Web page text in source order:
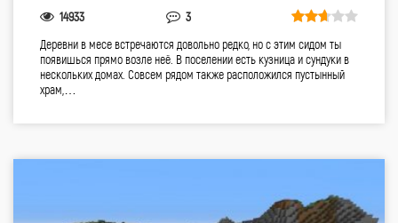
14933 3
Деревни в месе встречаются довольно редко, но с этим сидом ты
появишься прямо возле неё. В поселении есть кузница и сундуки в
нескольких домах. Совсем рядом также расположился пустынный
храм,…